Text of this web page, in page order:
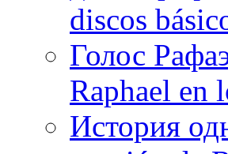
discos
Голос
Raphael en
История